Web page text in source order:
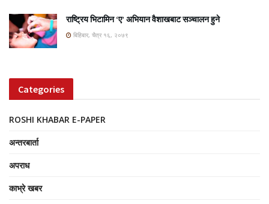
राष्ट्रिय भिटामिन ‘ए’ अभियान वैशाखबाट सञ्चालन हुने
बिहिबार, चैत्र १६, २०७९
Categories
ROSHI KHABAR E-PAPER
अन्तरबार्ता
अपराध
काभ्रे खबर